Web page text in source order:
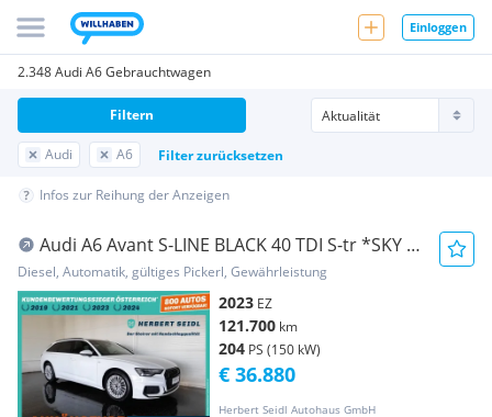
Einloggen
2.348 Audi A6 Gebrauchtwagen
Audi A6 Filter zurücksetzen
Filtern
Infos zur Reihung der Anzeigen
Audi A6 Avant S-LINE BLACK 40 TDI S-tr *SKY /
VOLL-L...
Diesel, Automatik, gültiges Pickerl, Gewährleistung
2023 EZ
121.700 km
204 PS (150 kW)
Herbert Seidl Autohaus GmbH
€ 36.880